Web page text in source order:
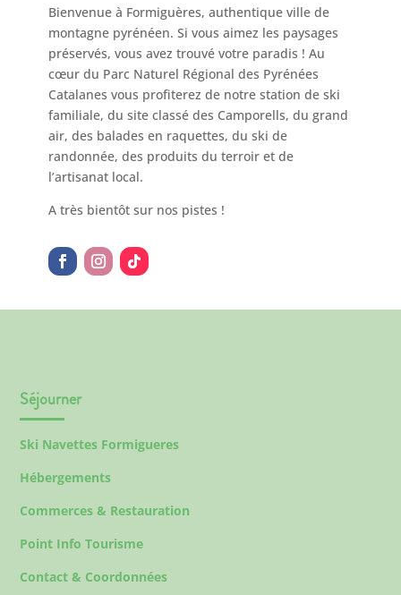
Bienvenue à Formiguères, authentique ville de
montagne pyrénéen. Si vous aimez les paysages
préservés, vous avez trouvé votre paradis ! Au
cœur du Parc Naturel Régional des Pyrénées
Catalanes vous profiterez de notre station de ski
familiale, du site classé des Camporells, du grand
air, des balades en raquettes, du ski de
randonnée, des produits du terroir et de
l’artisanat local.
A très bientôt sur nos pistes !
Séjourner
Ski Navettes Formigueres
Hébergements
Commerces & Restauration
Point Info Tourisme
Contact & Coordonnées